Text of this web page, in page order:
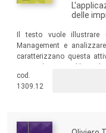
delle
Il testo vuole
Management e
caratterizzano questa
il Facility Management alle
utilizzano per svolgere la
cod.
1309.12